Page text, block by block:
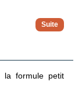
la formule petit